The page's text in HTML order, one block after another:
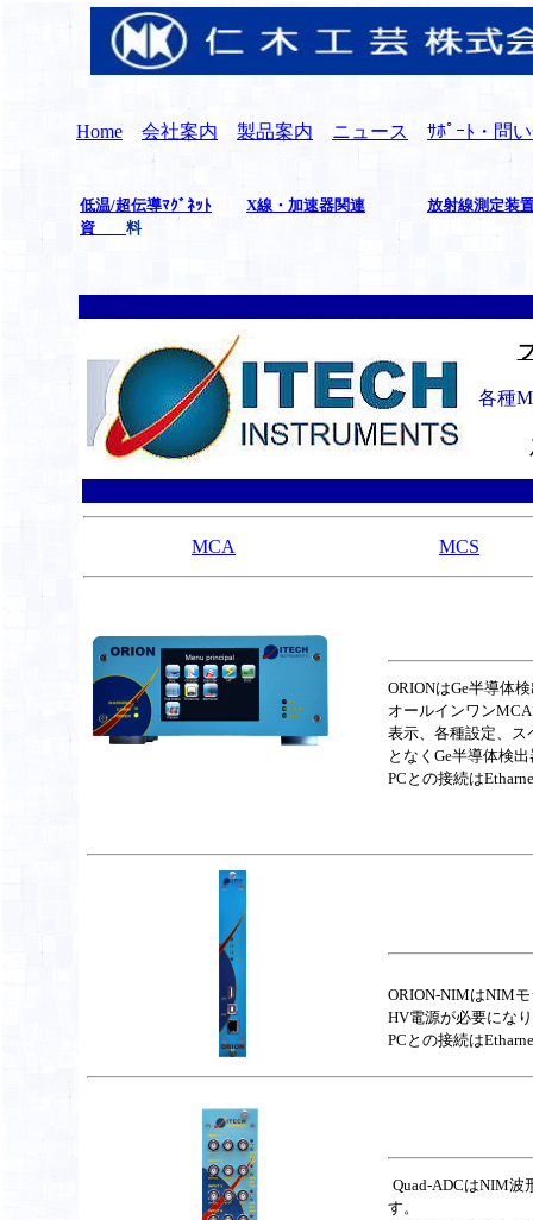
Home 会社案内 製品案内 ニュース ｻﾎﾟｰﾄ・問
低温/超伝導ﾏｸﾞﾈｯﾄ X線・加速器関連
放射線測定装
資 料
各種
MCA MCS
ORIONはGe半導体
オールインワン
表示、各種設定、ス
となくGe半導体検
PCとの接続は
ORION-NIMはNIM
HV電源が必要にな
PCとの接続は
Quad-ADCはNIM波
す。